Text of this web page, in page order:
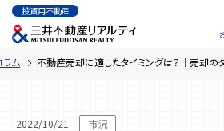
テ
ン
投資用不動産
ム 不動産売却に適したタイミングは？｜売却
2022/10/21 市況